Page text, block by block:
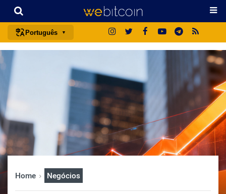
Português
deutsch
日本語
русский
Home Negócios